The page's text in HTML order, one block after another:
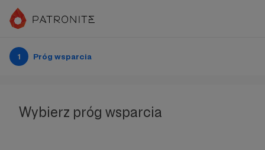
1 Próg wsparcia
Wybierz próg wsparcia